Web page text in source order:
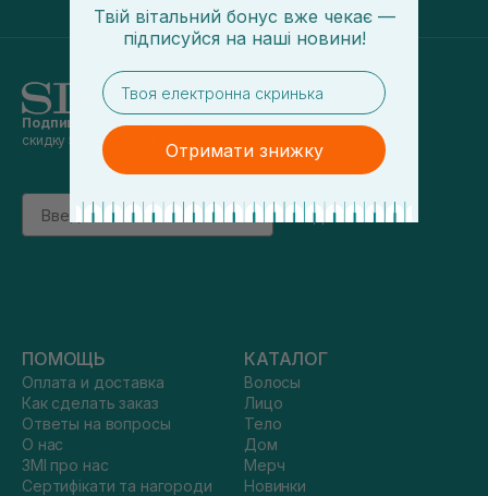
Подпишись на наши новостии получай
скидку 5% на первый заказ
Email
підписатись
ПОМОЩЬ
Оплата и доставка
Как сделать заказ
Ответы на вопросы
О нас
ЗМІ про нас
Сертифікати та нагороди
КАТАЛОГ
Волосы
Лицо
Тело
Дом
Мерч
Новинки
Твій вітальний бонус вже чекає —
підписуйся на наші новини!
email
Отримати знижку